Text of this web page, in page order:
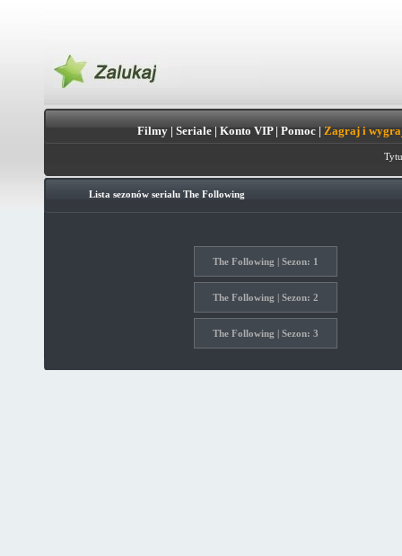
Filmy| Seriale| Konto VIP| Pomoc| Zagraj i
Lista sezonów serialu The Following
The Following | Sezon: 1
The Following | Sezon: 2
The Following | Sezon: 3